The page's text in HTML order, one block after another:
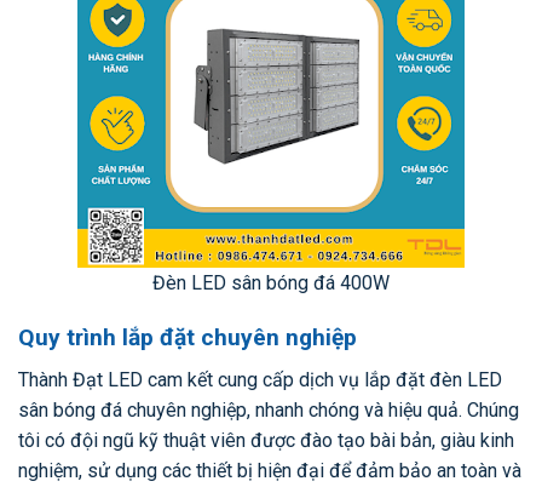
Đèn LED sân bóng đá 400W
Quy trình lắp đặt chuyên nghiệp
Thành Đạt LED cam kết cung cấp dịch vụ lắp đặt đèn LED
sân bóng đá chuyên nghiệp, nhanh chóng và hiệu quả. Chúng
tôi có đội ngũ kỹ thuật viên được đào tạo bài bản, giàu kinh
nghiệm, sử dụng các thiết bị hiện đại để đảm bảo an toàn và